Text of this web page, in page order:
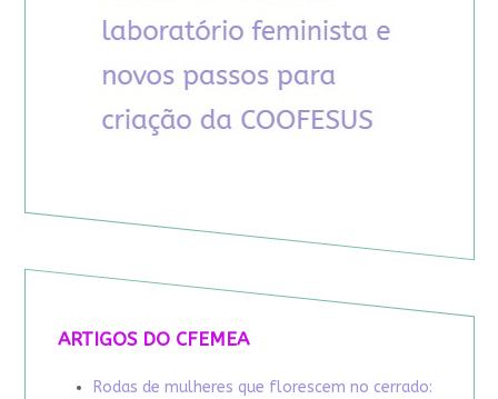
ARTIGOS DO CFEMEA
Rodas de mulheres que florescem no cerrado: